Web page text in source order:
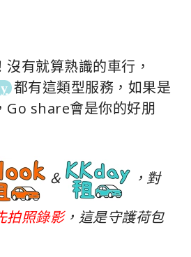
沒有就算熟識的車行，
都有這類型服務，如果是
Go share會是你的好朋
＆ ，對
拍照錄影，這是守護荷包